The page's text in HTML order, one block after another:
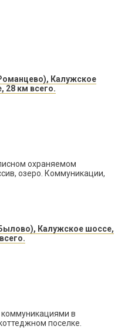
Калужское
28 км всего.
охраняемом
озеро. Коммуникации,
Калужское шоссе,
в
поселке.